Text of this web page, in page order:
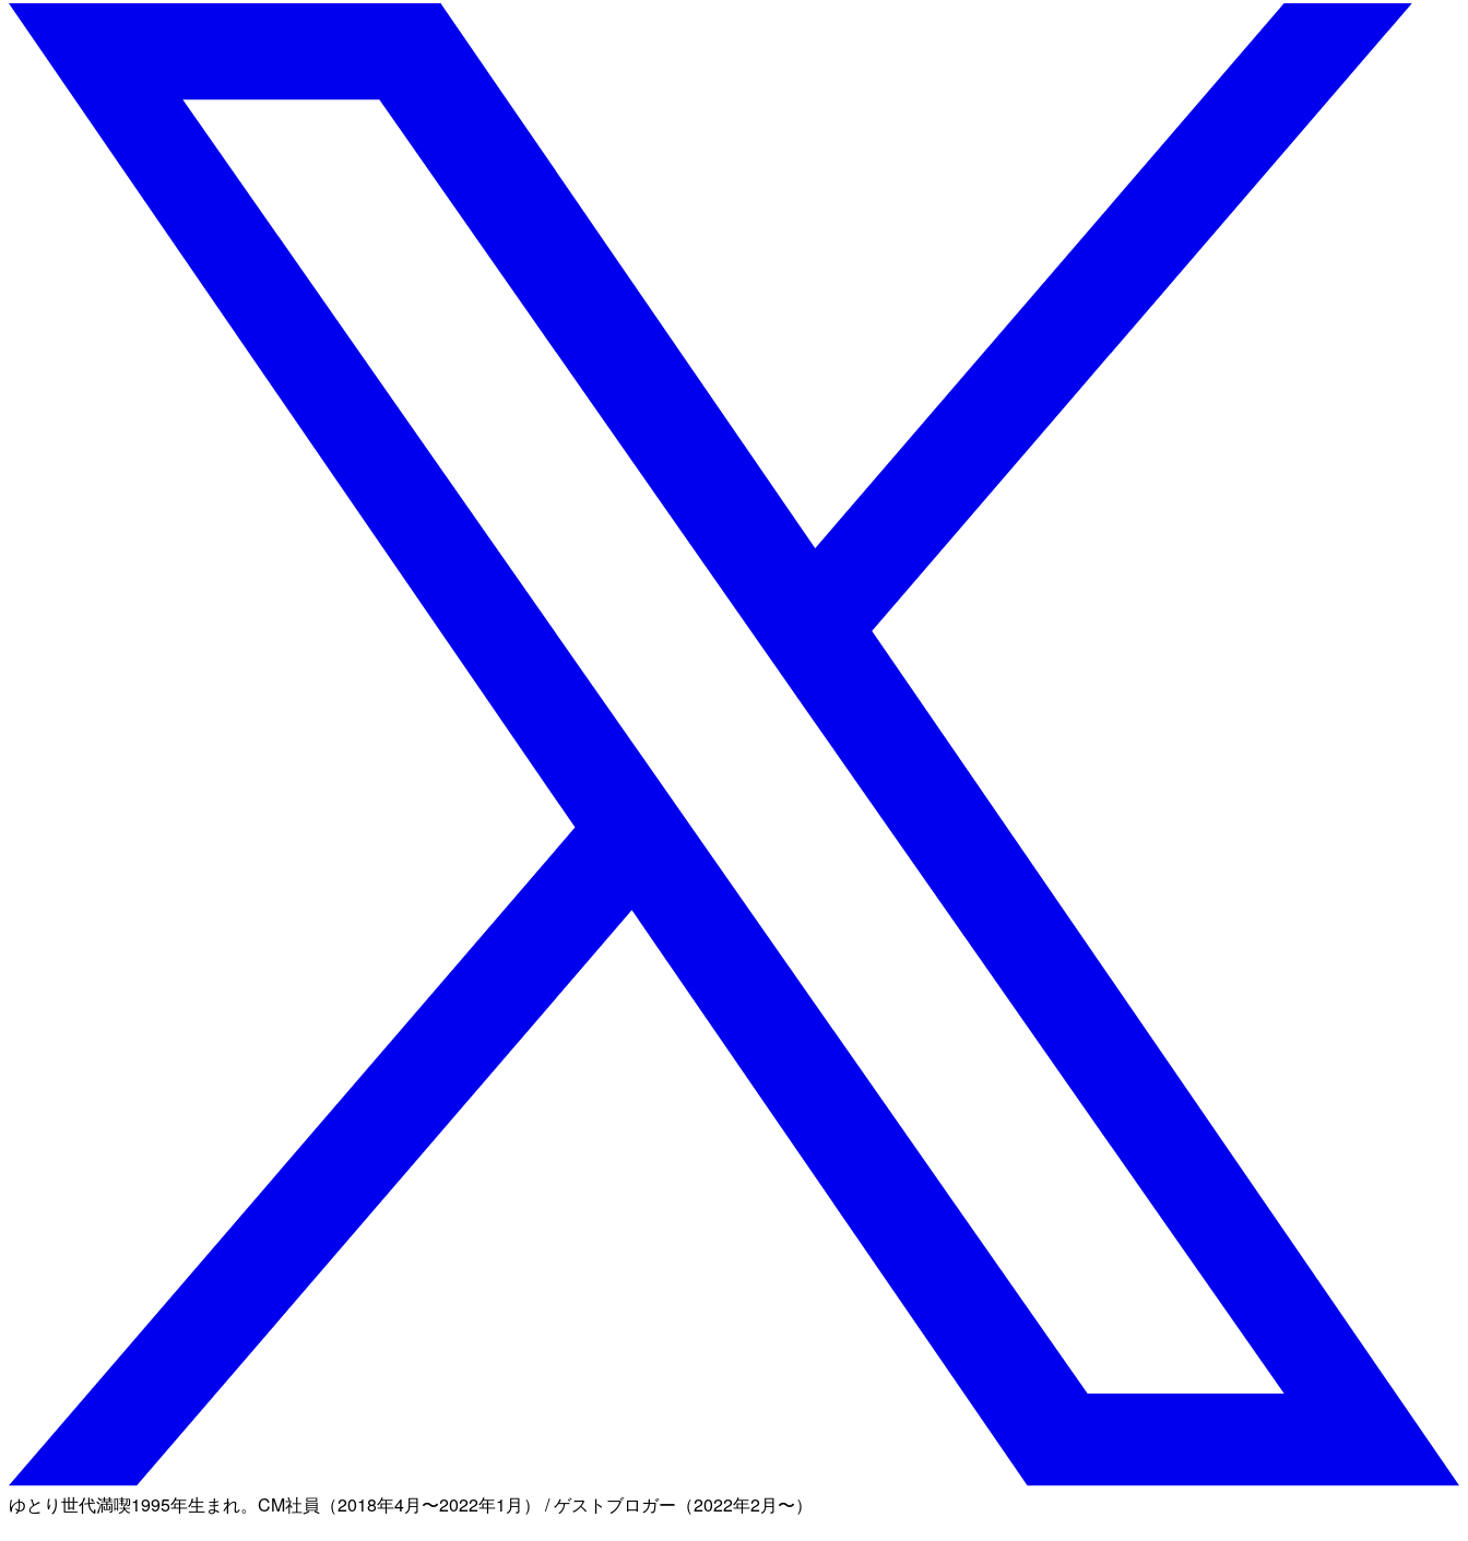
ゆとり世代満喫1995年生まれ。CM社員（2018年4月〜2022年1月） / ゲストブロガー（2022年2月〜）